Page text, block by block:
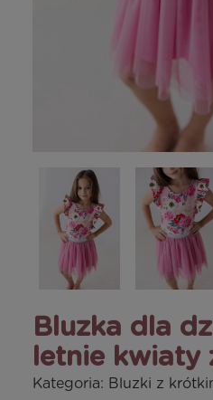
Bluzka dla
letnie kwiaty
Kategoria: Bluzki z